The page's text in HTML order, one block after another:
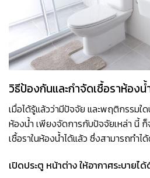
วิธีป้องกันและกำจัดเชื้อราห้องน้
เมื่อได้รู้แล้วว่ามีปัจจัย และพฤติกรรมใด
ห้องน้ำ เพียงจัดการกับปัจจัยเหล่า นี้
เชื้อราในห้องน้ำได้แล้ว ซึ่งสามารถทำไ
เปิดประตู หน้าต่าง ให้อากาศระบายไ